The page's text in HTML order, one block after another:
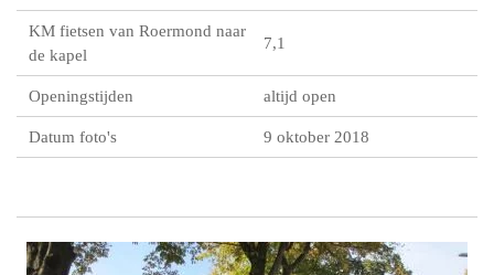
KM fietsen van Roermond naar
de kapel
7,1
Openingstijden altijd open
Datum foto's 9 oktober 2018